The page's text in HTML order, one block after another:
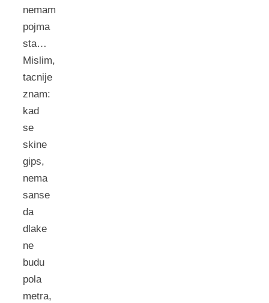
nemam
pojma
sta…
Mislim,
tacnije
znam:
kad
se
skine
gips,
nema
sanse
da
dlake
ne
budu
pola
metra,